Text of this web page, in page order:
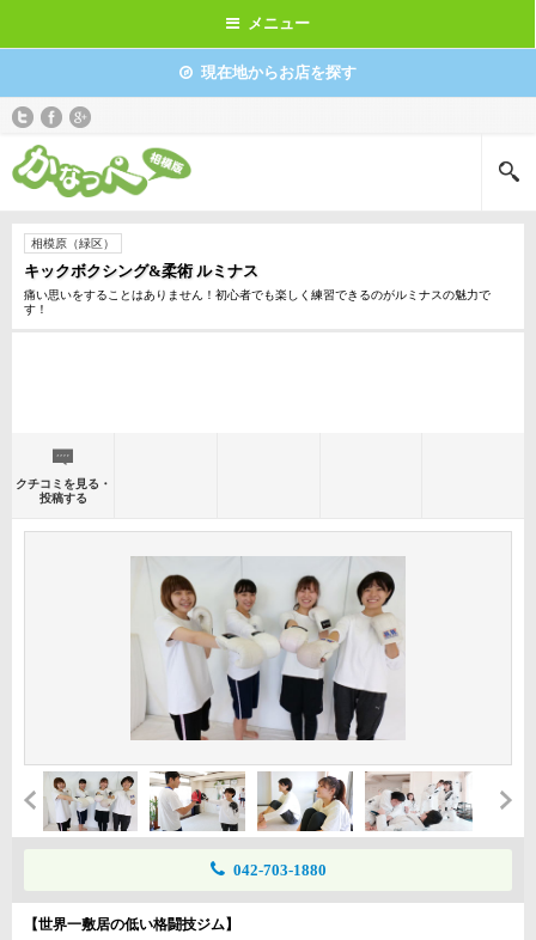
メニュー
現在地からお店を探す
相模原（緑区）
キックボクシング&柔術 ルミナス
痛い思いをすることはありません！初心者でも楽しく練習できるのがルミナスの魅力で
す！
クチコミを見る・
投稿する
042-703-1880
【世界一敷居の低い格闘技ジム】